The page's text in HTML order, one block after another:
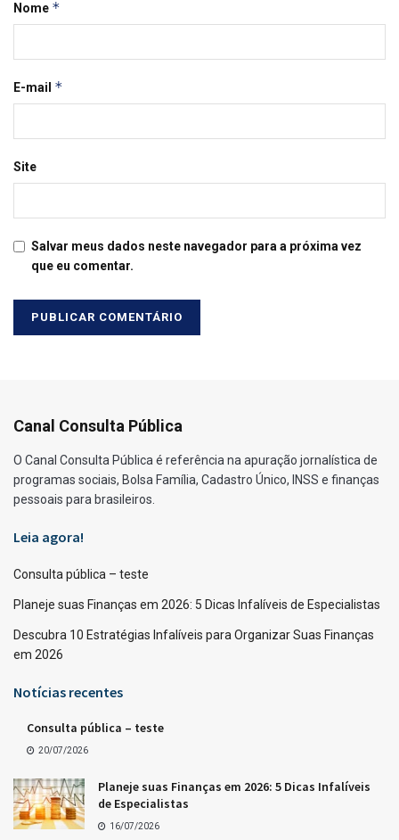
Nome *
E-mail *
Site
Salvar meus dados neste navegador para a próxima vez
que eu comentar.
Canal Consulta Pública
O Canal Consulta Pública é referência na apuração jornalística de
programas sociais, Bolsa Família, Cadastro Único, INSS e finanças
pessoais para brasileiros.
Leia agora!
Consulta pública – teste
Planeje suas Finanças em 2026: 5 Dicas Infalíveis de Especialistas
Descubra 10 Estratégias Infalíveis para Organizar Suas Finanças
em 2026
Notícias recentes
Consulta pública – teste
20/07/2026
Planeje suas Finanças em 2026: 5 Dicas Infalíveis
de Especialistas
16/07/2026